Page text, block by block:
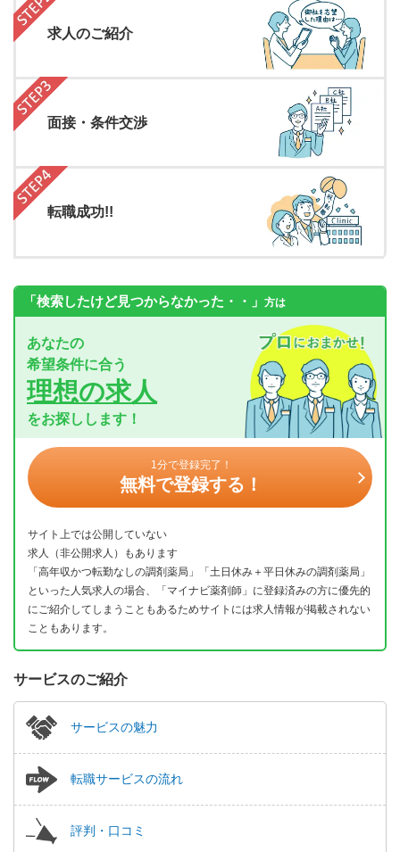
求人のご紹介
面接・条件交渉
転職成功!!
「検索したけど見つからなかった・・」 方は
あなたの
希望条件に合う
理想の求人
をお探しします！
1分で登録完了！
無料で登録する！
サイト上では公開していない
求人（非公開求人）もあります
「高年収かつ転勤なしの調剤薬局」「土日休み＋平日休みの調剤薬局」
といった人気求人の場合、「マイナビ薬剤師」に登録済みの方に優先的
にご紹介してしまうこともあるためサイトには求人情報が掲載されない
こともあります。
サービスのご紹介
サービスの魅力
転職サービスの流れ
評判・口コミ